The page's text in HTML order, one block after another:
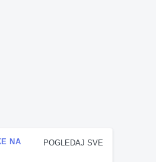
POGLEDAJ SVE
NA